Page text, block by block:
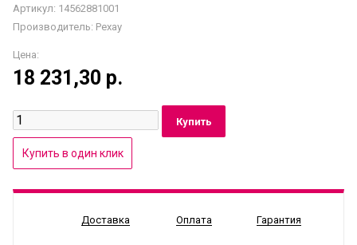
Артикул: 14562881001
Производитель: Рехау
Цена:
18 231,30 р.
Доставка Оплата Гарантия